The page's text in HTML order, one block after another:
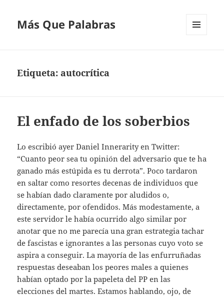
Más Que Palabras
Etiqueta: autocrítica
El enfado de los soberbios
Lo escribió ayer Daniel Innerarity en Twitter:
“Cuanto peor sea tu opinión del adversario que te ha
ganado más estúpida es tu derrota”. Poco tardaron
en saltar como resortes decenas de individuos que
se habían dado claramente por aludidos o,
directamente, por ofendidos. Más modestamente, a
este servidor le había ocurrido algo similar por
anotar que no me parecía una gran estrategia tachar
de fascistas e ignorantes a las personas cuyo voto se
aspira a conseguir. La mayoría de las enfurruñadas
respuestas deseaban los peores males a quienes
habían optado por la papeleta del PP en las
elecciones del martes. Estamos hablando, ojo, de